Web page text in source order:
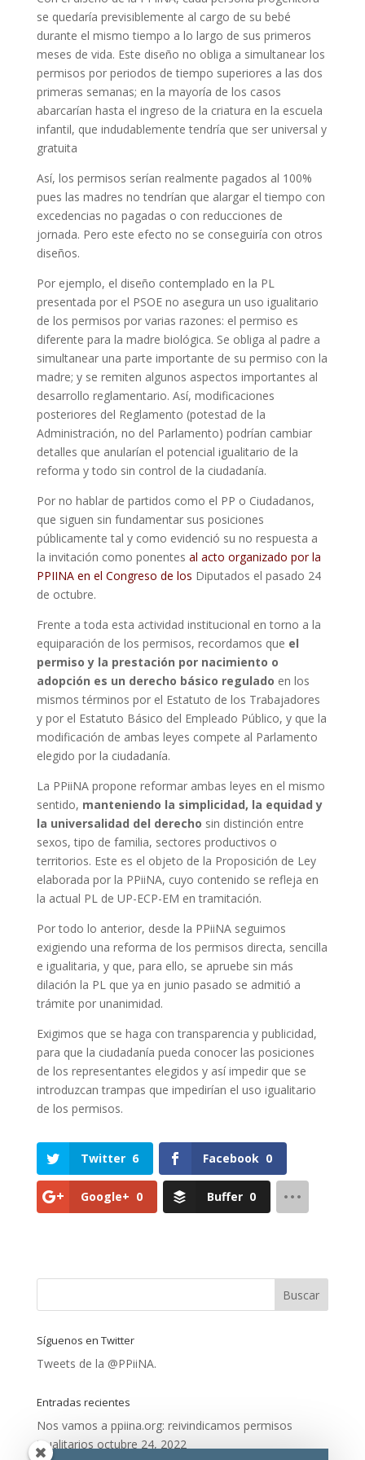
se quedaría previsiblemente al cargo de su bebé
durante el mismo tiempo a lo largo de sus primeros
meses de vida. Este diseño no obliga a simultanear los
permisos por periodos de tiempo superiores a las dos
primeras semanas; en la mayoría de los casos
abarcarían hasta el ingreso de la criatura en la escuela
infantil, que indudablemente tendría que ser universal y
gratuita
Así, los permisos serían realmente pagados al 100%
pues las madres no tendrían que alargar el tiempo con
excedencias no pagadas o con reducciones de
jornada. Pero este efecto no se conseguiría con otros
diseños.
Por ejemplo, el diseño contemplado en la PL
presentada por el PSOE no asegura un uso igualitario
de los permisos por varias razones: el permiso es
diferente para la madre biológica. Se obliga al padre a
simultanear una parte importante de su permiso con la
madre; y se remiten algunos aspectos importantes al
desarrollo reglamentario. Así, modificaciones
posteriores del Reglamento (potestad de la
Administración, no del Parlamento) podrían cambiar
detalles que anularían el potencial igualitario de la
reforma y todo sin control de la ciudadanía.
Por no hablar de partidos como el PP o Ciudadanos,
que siguen sin fundamentar sus posiciones
públicamente tal y como evidenció su no respuesta a
la invitación como ponentes al acto organizado por la
PPIINA en el Congreso de los Diputados el pasado 24
de octubre.
Frente a toda esta actividad institucional en torno a la
equiparación de los permisos, recordamos que el
permiso y la prestación por nacimiento o
adopción es un derecho básico regulado en los
mismos términos por el Estatuto de los Trabajadores
y por el Estatuto Básico del Empleado Público, y que la
modificación de ambas leyes compete al Parlamento
elegido por la ciudadanía.
La PPiiNA propone reformar ambas leyes en el mismo
sentido, manteniendo la simplicidad, la equidad y
la universalidad del derecho sin distinción entre
sexos, tipo de familia, sectores productivos o
territorios. Este es el objeto de la Proposición de Ley
elaborada por la PPiiNA, cuyo contenido se refleja en
la actual PL de UP-ECP-EM en tramitación.
Por todo lo anterior, desde la PPiiNA seguimos
exigiendo una reforma de los permisos directa, sencilla
e igualitaria, y que, para ello, se apruebe sin más
dilación la PL que ya en junio pasado se admitió a
trámite por unanimidad.
Exigimos que se haga con transparencia y publicidad,
para que la ciudadanía pueda conocer las posiciones
de los representantes elegidos y así impedir que se
introduzcan trampas que impedirían el uso igualitario
de los permisos.
Twitter 6 Facebook 0
Google+ 0 Buffer 0
Síguenos en Twitter
Tweets de la @PPiiNA.
Entradas recientes
Nos vamos a ppiina.org: reivindicamos permisos
igualitarios octubre 24, 2022